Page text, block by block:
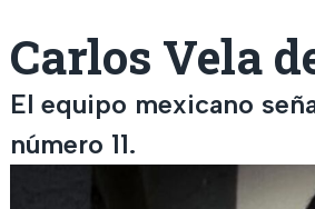
Carlos Vela
El equipo mexicano
número 11.